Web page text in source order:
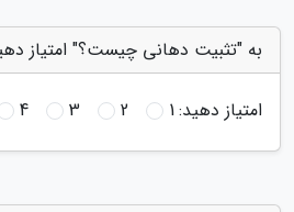
به "تثبیت دهانی چیست؟" امتیاز
امتیاز دهید:1
2
3
4